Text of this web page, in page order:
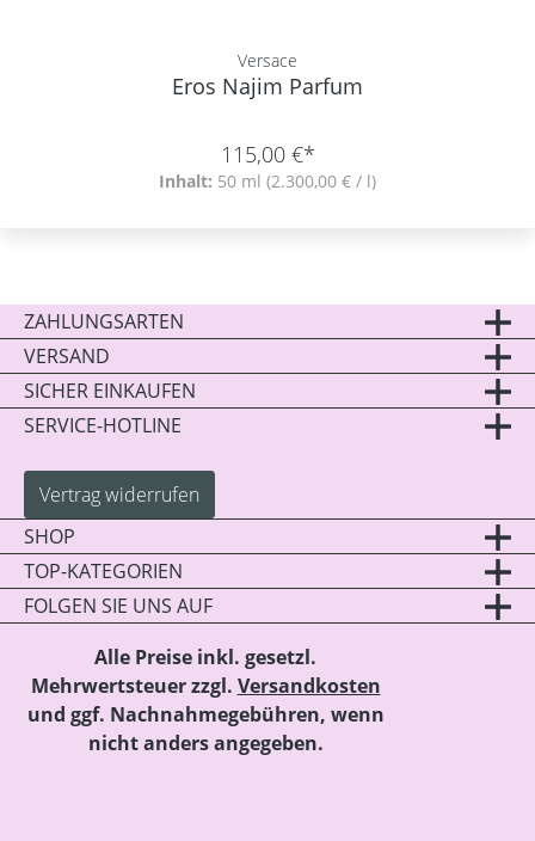
Versace
Eros Najim Parfum
115,00 €*
Inhalt: 50 ml (2.300,00 € / l)
ZAHLUNGSARTEN
VERSAND
SICHER EINKAUFEN
SERVICE-HOTLINE
Vertrag widerrufen
SHOP
TOP-KATEGORIEN
FOLGEN SIE UNS AUF
Alle Preise inkl. gesetzl.
Mehrwertsteuer zzgl. Versandkosten
und ggf. Nachnahmegebühren, wenn
nicht anders angegeben.